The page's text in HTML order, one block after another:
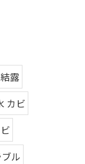
露
カビ
ル